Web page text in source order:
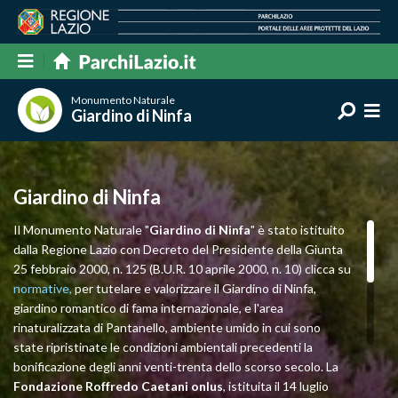
Monumento Naturale
Giardino di Ninfa
Giardino di Ninfa
Il Monumento Naturale "Giardino di Ninfa" è stato istituito
dalla Regione Lazio con Decreto del Presidente della Giunta
25 febbraio 2000, n. 125 (B.U.R. 10 aprile 2000, n. 10) clicca su
normative,per tutelare e valorizzare il Giardino di Ninfa,
giardino romantico di fama internazionale, e l'area
rinaturalizzata di Pantanello, ambiente umido in cui sono
state ripristinate le condizioni ambientali precedenti la
bonificazione degli anni venti-trenta dello scorso secolo. La
Fondazione Roffredo Caetani onlus, istituita il 14 luglio